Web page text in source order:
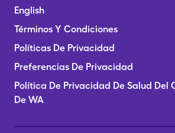
English
Términos Y Condiciones
Políticas De Privacidad
Preferencias De Privacidad
Política De Privacidad De Salud Del
De WA